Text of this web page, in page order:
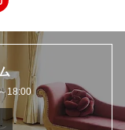
18:00